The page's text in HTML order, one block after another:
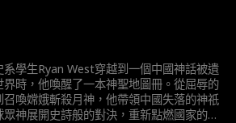
系學生Ryan West穿越到一個中國神話被遺
界時，他喚醒了一本神聖地圖冊。從屈辱的
召喚嫦娥斬殺月神，他帶領中國失落的神祇
眾神展開史詩般的對決，重新點燃國家的命